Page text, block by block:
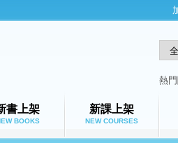
公職網路書店
熱門
書上架
BOOKS
新課上架
NEW COURSES